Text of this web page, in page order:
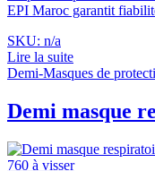
EPI Maroc garantit
SKU: n/a
Lire la suite
Demi-Masques de
Demi masque